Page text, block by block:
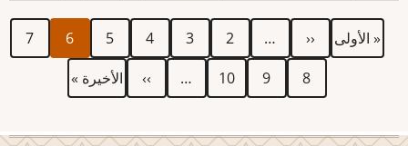
Pagination
First
page
« الأولى
page
‹‹
… الصفحة
2 الصفحة
3 الصفحة
4 الصفحة
5
Current
page
6 الصفحة
7
الصفحة
8 الصفحة
9 الصفحة
10
…
page
››
Last
page
الأخيرة »